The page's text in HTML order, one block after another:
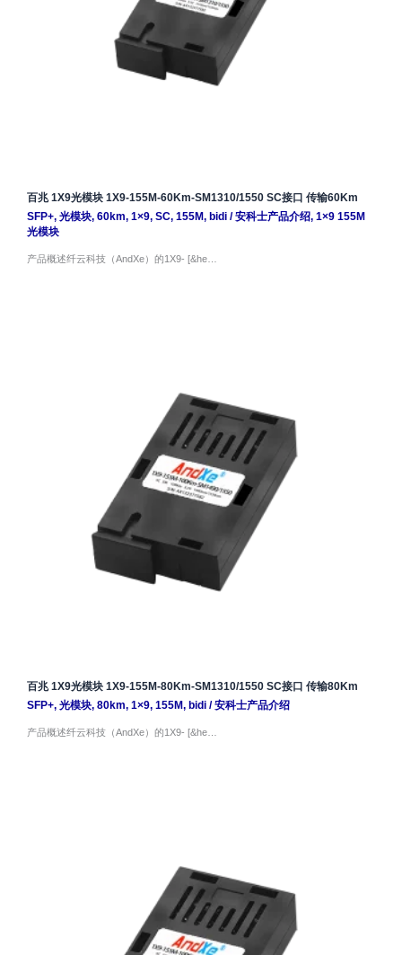
百兆 1X9光模块 1X9-155M-60Km-SM1310/1550 SC接口 传输60Km
SFP+, 光模块, 60km, 1×9, SC, 155M, bidi/安科士产品介绍, 1×9 155M
光模块
产品概述纤云科技（AndXe）的1X9- [&he…
百兆 1X9光模块 1X9-155M-80Km-SM1310/1550 SC接口 传输80Km
SFP+, 光模块, 80km, 1×9, 155M, bidi/安科士产品介绍
产品概述纤云科技（AndXe）的1X9- [&he…